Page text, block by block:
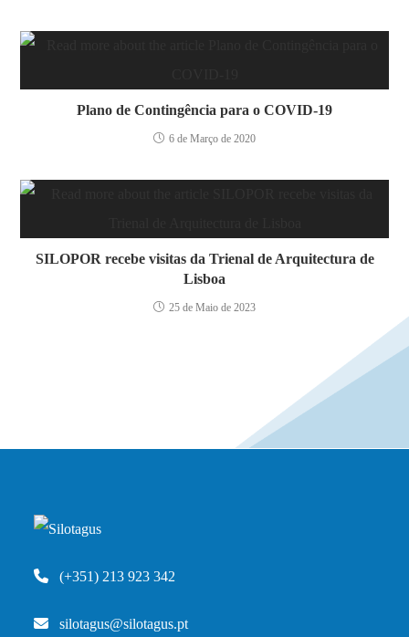
Plano de Contingência para o COVID-19
6 de Março de 2020
SILOPOR recebe visitas da Trienal de Arquitectura de
Lisboa
25 de Maio de 2023
(+351) 213 923 342
silotagus@silotagus.pt